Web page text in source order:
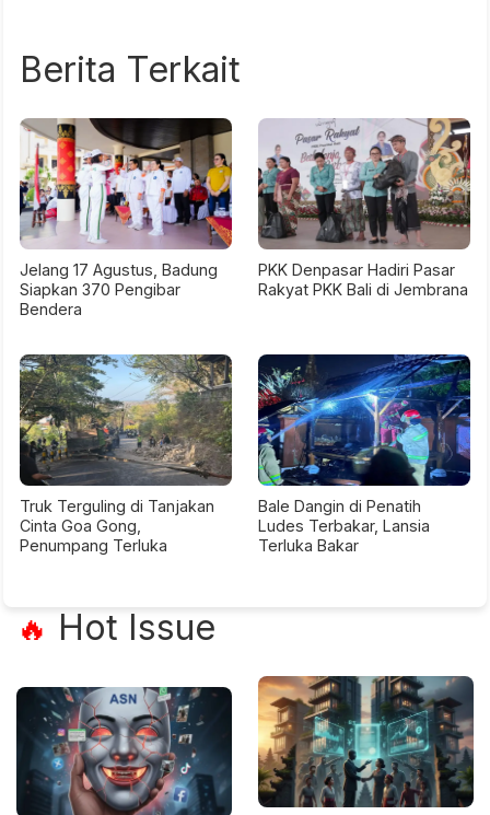
Berita Terkait
Jelang 17 Agustus, Badung
Siapkan 370 Pengibar
Bendera
PKK Denpasar Hadiri Pasar
Rakyat PKK Bali di Jembrana
Truk Terguling di Tanjakan
Cinta Goa Gong,
Penumpang Terluka
Bale Dangin di Penatih
Ludes Terbakar, Lansia
Terluka Bakar
🔥 Hot Issue